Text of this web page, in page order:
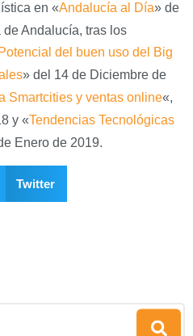
en «Andalucía al Día» de
Andalucía, tras los
del buen uso del Big
» del 14 de Diciembre de
Smartcities y ventas online«,
y «Tendencias Tecnológicas
Enero de 2019.
Twitter